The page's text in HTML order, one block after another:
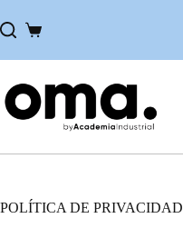
al
contenido
Carro
POLÍTICA DE PRIVACIDAD